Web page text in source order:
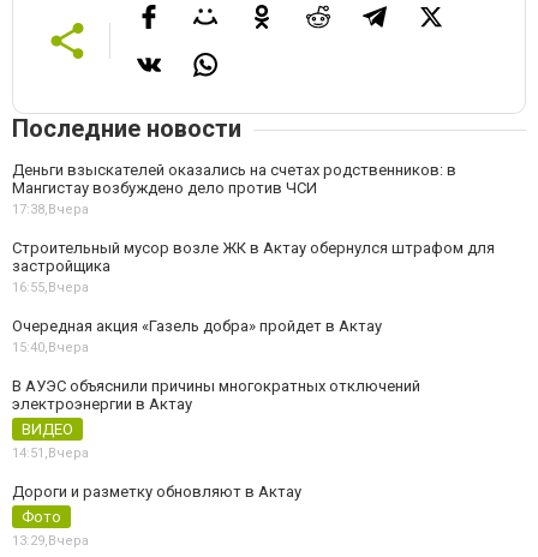
Последние новости
Деньги взыскателей оказались на счетах родственников: в
Мангистау возбуждено дело против ЧСИ
17:38,Вчера
Строительный мусор возле ЖК в Актау обернулся штрафом для
застройщика
16:55,Вчера
Очередная акция «Газель добра» пройдет в Актау
15:40,Вчера
В АУЭС объяснили причины многократных отключений
электроэнергии в Актау
ВИДЕО
14:51,Вчера
Дороги и разметку обновляют в Актау
Фото
13:29,Вчера